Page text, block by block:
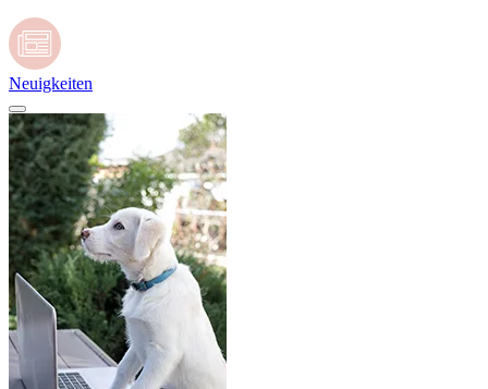
Neuigkeiten